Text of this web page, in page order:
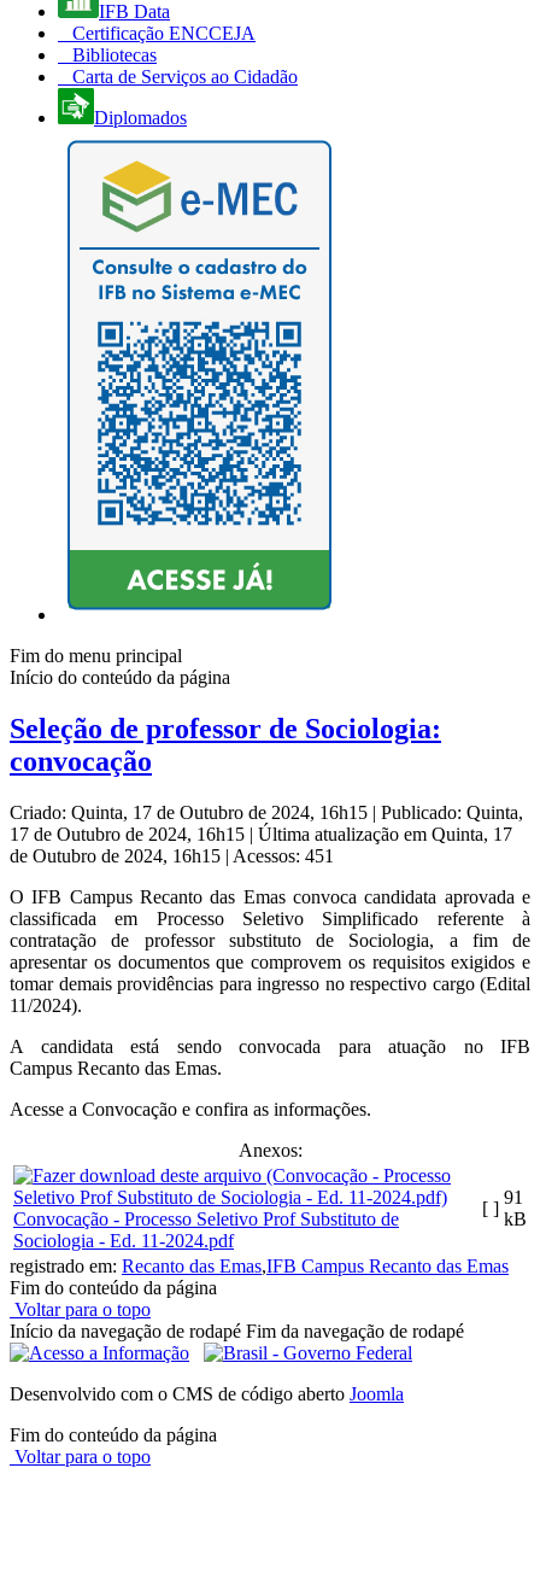
IFB Data
Certificação ENCCEJA
Bibliotecas
Carta de Serviços ao Cidadão
Diplomados
Fim do menu principal
Início do conteúdo da página
Seleção de professor de Sociologia:
convocação
Criado: Quinta, 17 de Outubro de 2024, 16h15 | Publicado: Quinta,
17 de Outubro de 2024, 16h15 | Última atualização em Quinta, 17
de Outubro de 2024, 16h15 | Acessos: 451
O IFB Campus Recanto das Emas convoca candidata aprovada e
classificada em Processo Seletivo Simplificado referente à
contratação de professor substituto de Sociologia, a fim de
apresentar os documentos que comprovem os requisitos exigidos e
tomar demais providências para ingresso no respectivo cargo (Edital
11/2024).
A candidata está sendo convocada para atuação no IFB
Campus Recanto das Emas.
Acesse a Convocação e confira as informações.
Anexos:
Convocação - Processo Seletivo Prof Substituto de
Sociologia - Ed. 11-2024.pdf
[ ]
91
kB
registrado em: Recanto das Emas,IFB Campus Recanto das Emas
Fim do conteúdo da página
Voltar para o topo
Início da navegação de rodapé Fim da navegação de rodapé
Desenvolvido com o CMS de código aberto Joomla
Fim do conteúdo da página
Voltar para o topo